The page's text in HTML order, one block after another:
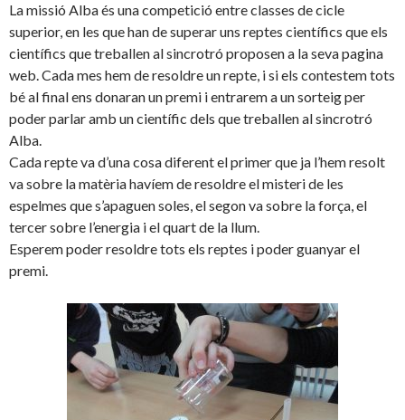
La missió Alba és una competició entre classes de cicle
superior, en les que han de superar uns reptes científics que els
científics que treballen al sincrotró proposen a la seva pagina
web. Cada mes hem de resoldre un repte, i si els contestem tots
bé al final ens donaran un premi i entrarem a un sorteig per
poder parlar amb un científic dels que treballen al sincrotró
Alba.
Cada repte va d’una cosa diferent el primer que ja l’hem resolt
va sobre la matèria havíem de resoldre el misteri de les
espelmes que s’apaguen soles, el segon va sobre la força, el
tercer sobre l’energia i el quart de la llum.
Esperem poder resoldre tots els reptes i poder guanyar el
premi.